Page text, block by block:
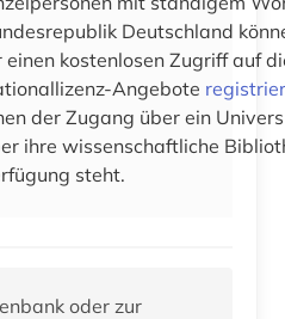
Deutschland
einen kostenlosen Zugriff auf
Angebote
der Zugang über ein
ihre wissenschaftliche
steht.
oder zur